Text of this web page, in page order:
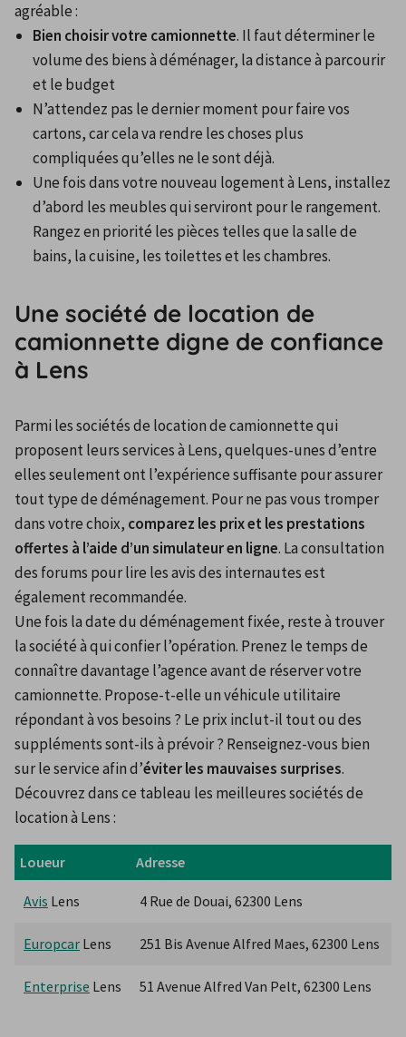
agréable :
Bien choisir votre camionnette. Il faut déterminer le
volume des biens à déménager, la distance à parcourir
et le budget
N’attendez pas le dernier moment pour faire vos
cartons, car cela va rendre les choses plus
compliquées qu’elles ne le sont déjà.
Une fois dans votre nouveau logement à Lens, installez
d’abord les meubles qui serviront pour le rangement.
Rangez en priorité les pièces telles que la salle de
bains, la cuisine, les toilettes et les chambres.
Une société de location de
camionnette digne de confiance
à Lens
Parmi les sociétés de location de camionnette qui
proposent leurs services à Lens, quelques-unes d’entre
elles seulement ont l’expérience suffisante pour assurer
tout type de déménagement. Pour ne pas vous tromper
dans votre choix, comparez les prix et les prestations
offertes à l’aide d’un simulateur en ligne. La consultation
des forums pour lire les avis des internautes est
également recommandée.
Une fois la date du déménagement fixée, reste à trouver
la société à qui confier l’opération. Prenez le temps de
connaître davantage l’agence avant de réserver votre
camionnette. Propose-t-elle un véhicule utilitaire
répondant à vos besoins ? Le prix inclut-il tout ou des
suppléments sont-ils à prévoir ? Renseignez-vous bien
sur le service afin d’éviter les mauvaises surprises.
Découvrez dans ce tableau les meilleures sociétés de
location à Lens :
Loueur Adresse
Avis Lens 4 Rue de Douai, 62300 Lens
Europcar Lens 251 Bis Avenue Alfred Maes, 62300 Lens
Enterprise Lens 51 Avenue Alfred Van Pelt, 62300 Lens